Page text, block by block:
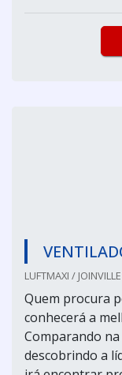
LUFTMAXI /
Quem procura
conhecerá a
Comparando
descobrindo a